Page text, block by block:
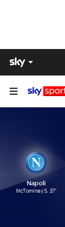
Napoli
McTominay S. 37'